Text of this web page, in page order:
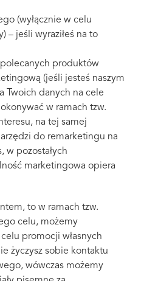
(wyłącznie w celu
– jeśli wyraziłeś na to
produktów
(jeśli jesteś naszym
Twoich danych na cele
w ramach tzw.
na tej samej
do remarketingu na
w pozostałych
marketingowa opiera
to w ramach tzw.
celu, możemy
promocji własnych
życzysz sobie kontaktu
wówczas możemy